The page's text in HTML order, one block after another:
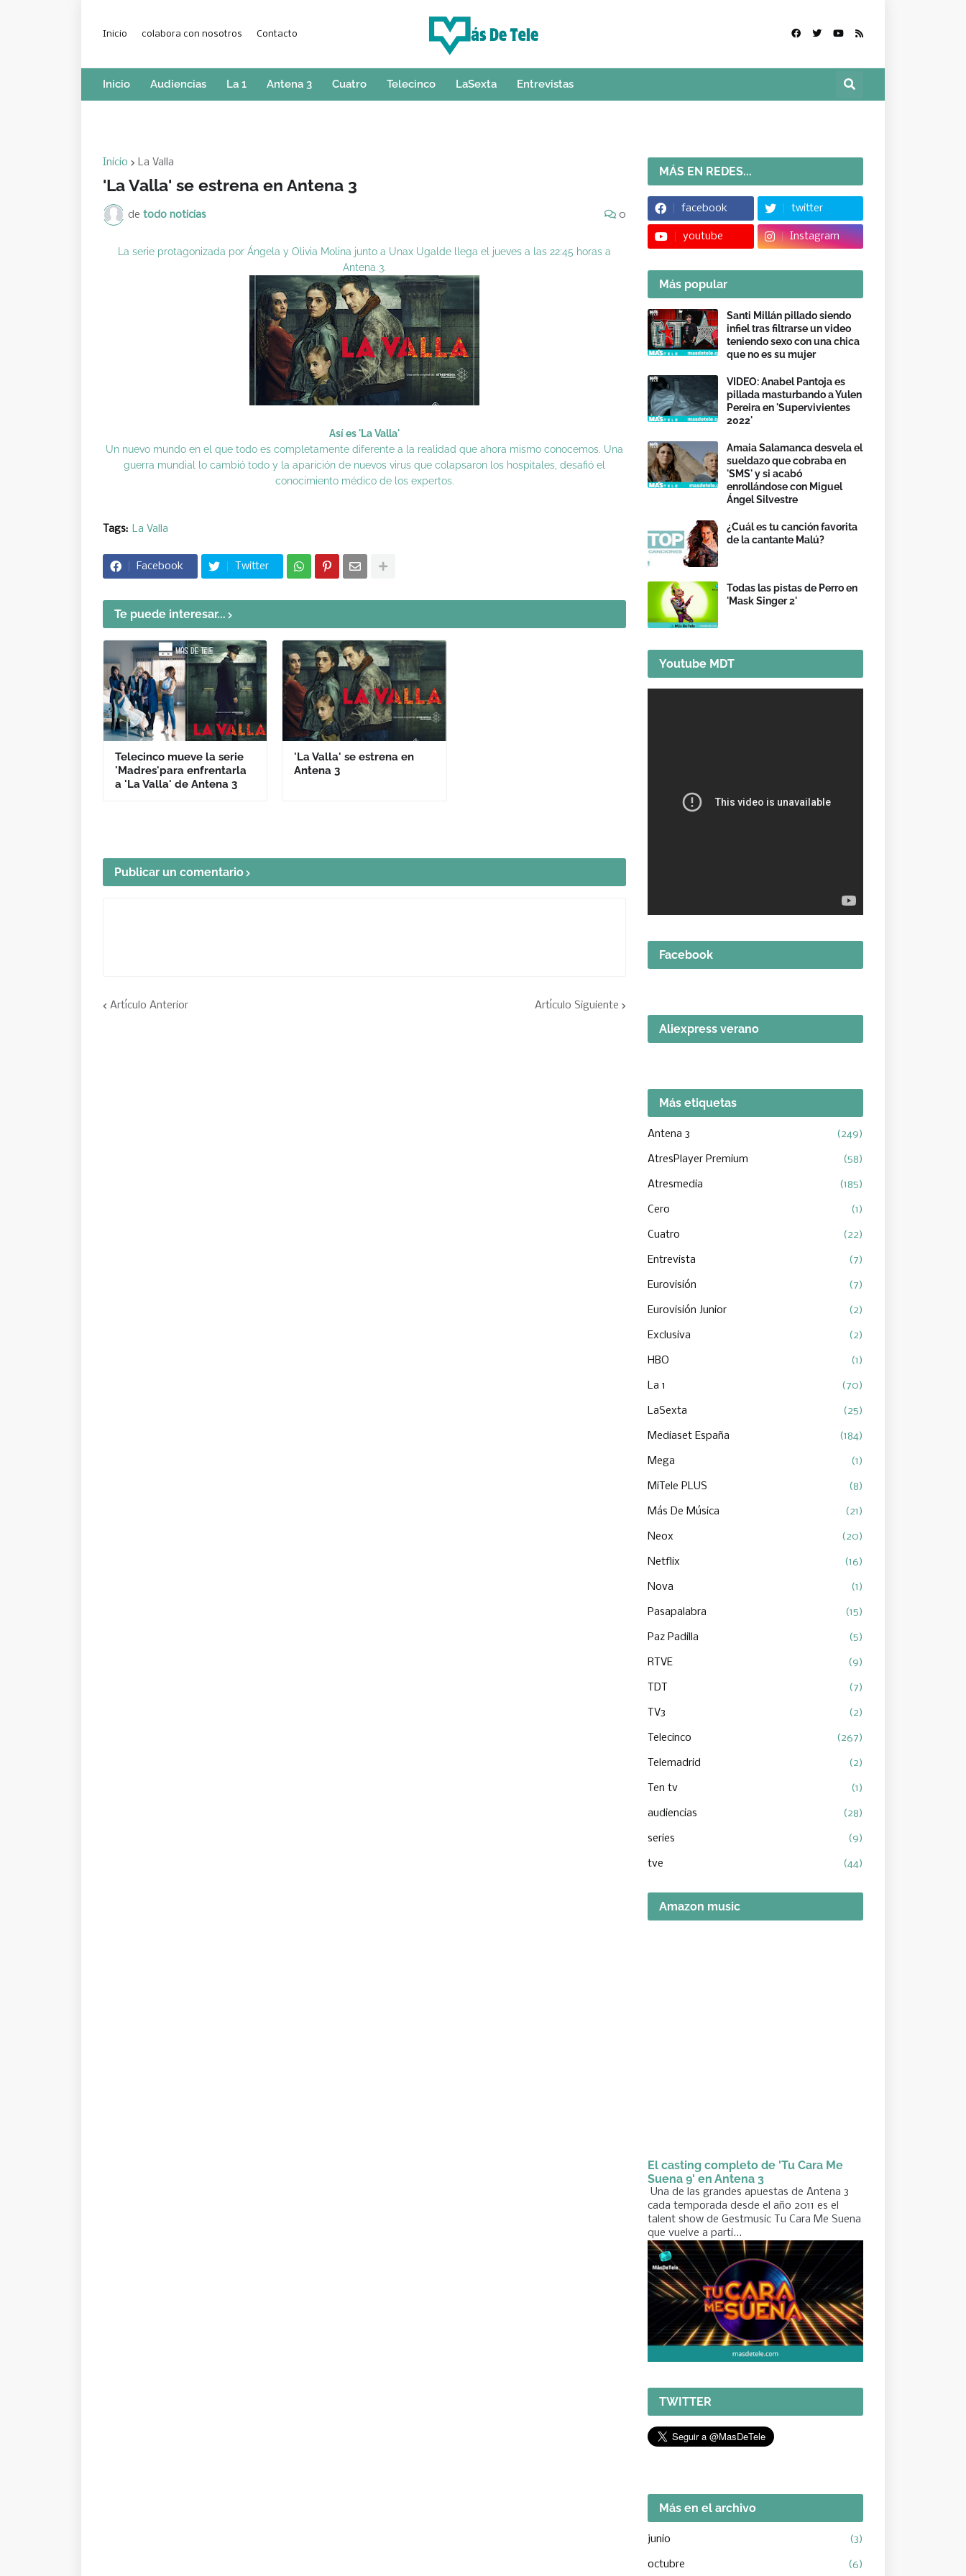
Inicio colabora con nosotros Contacto
Inicio Audiencias La 1 Antena 3 Cuatro Telecinco LaSexta Entrevistas
Inicio La Valla
'La Valla' se estrena en Antena 3
de todo noticias 0
La serie protagonizada por Ángela y Olivia Molina junto a Unax Ugalde llega el jueves a las 22:45 horas a
Antena 3.
Así es 'La Valla'
Un nuevo mundo en el que todo es completamente diferente a la realidad que ahora mismo conocemos. Una
guerra mundial lo cambió todo y la aparición de nuevos virus que colapsaron los hospitales, desafió el
conocimiento médico de los expertos.
Tags: La Valla
Facebook Twitter
Te puede interesar...
Telecinco mueve la serie
'Madres'para enfrentarla
a 'La Valla' de Antena 3
'La Valla' se estrena en
Antena 3
Publicar un comentario
Artículo Anterior Artículo Siguiente
MÁS EN REDES...
facebook twitter
youtube Instagram
Más popular
Santi Millán pillado siendo
infiel tras filtrarse un video
teniendo sexo con una chica
que no es su mujer
VIDEO: Anabel Pantoja es
pillada masturbando a Yulen
Pereira en 'Supervivientes
2022'
Amaia Salamanca desvela el
sueldazo que cobraba en
'SMS' y si acabó
enrollándose con Miguel
Ángel Silvestre
¿Cuál es tu canción favorita
de la cantante Malú?
Todas las pistas de Perro en
'Mask Singer 2'
Youtube MDT
Facebook
Aliexpress verano
Más etiquetas
Antena 3 (249)
AtresPlayer Premium (58)
Atresmedia (185)
Cero (1)
Cuatro (22)
Entrevista (7)
Eurovisión (7)
Eurovisión Junior (2)
Exclusiva (2)
HBO (1)
La 1 (70)
LaSexta (25)
Mediaset España (184)
Mega (1)
MiTele PLUS (8)
Más De Música (21)
Neox (20)
Netflix (16)
Nova (1)
Pasapalabra (15)
Paz Padilla (5)
RTVE (9)
TDT (7)
TV3 (2)
Telecinco (267)
Telemadrid (2)
Ten tv (1)
audiencias (28)
series (9)
tve (44)
Amazon music
El casting completo de 'Tu Cara Me
Suena 9' en Antena 3
Una de las grandes apuestas de Antena 3
cada temporada desde el año 2011 es el
talent show de Gestmusic Tu Cara Me Suena
que vuelve a parti...
TWITTER
Más en el archivo
junio (3)
octubre (6)